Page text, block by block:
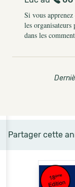
Si vous
les organisateurs
dans les
Partager cette